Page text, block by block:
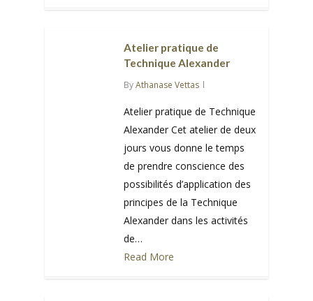
Atelier pratique de
Technique Alexander
ByAthanase Vettas
Atelier pratique de Technique
Alexander Cet atelier de deux
jours vous donne le temps
de prendre conscience des
possibilités d’application des
principes de la Technique
Alexander dans les activités
de…
Read More